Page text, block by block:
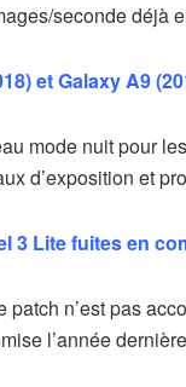
seconde déjà
et Galaxy A9
mode nuit pour
d’exposition et
3 Lite fuites en
patch n’est pas
l’année